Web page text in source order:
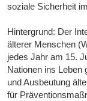
soziale Sicherheit
Hintergrund: Der
älterer Menschen
jedes Jahr am 15.
Nationen ins Leben
und Ausbeutung
für